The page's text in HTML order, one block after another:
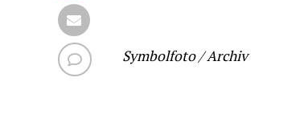
Symbolfoto / Archiv